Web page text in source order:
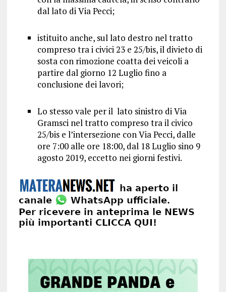
dal lato di Via Pecci;
istituito anche, sul lato destro nel tratto
compreso tra i civici 23 e 25/bis, il divieto di
sosta con rimozione coatta dei veicoli a
partire dal giorno 12 Luglio fino a
conclusione dei lavori;
Lo stesso vale per il lato sinistro di Via
Gramsci nel tratto compreso tra il civico
25/bis e l’intersezione con Via Pecci, dalle
ore 7:00 alle ore 18:00, dal 18 Luglio sino 9
agosto 2019, eccetto nei giorni festivi.